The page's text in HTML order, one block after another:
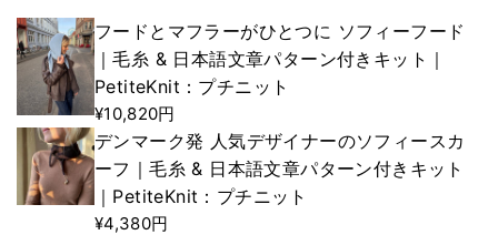
フードとマフラーがひとつに ソフィーフード
｜毛糸 & 日本語文章パターン付きキット｜
PetiteKnit：プチニット
¥10,820円
デンマーク発 人気デザイナーのソフィースカ
ーフ｜毛糸 & 日本語文章パターン付きキット
｜PetiteKnit：プチニット
¥4,380円